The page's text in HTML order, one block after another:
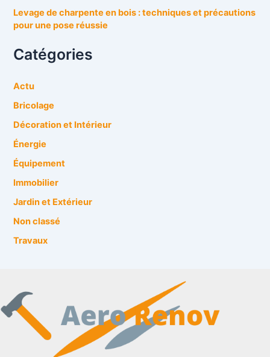
Levage de charpente en bois : techniques et précautions
pour une pose réussie
Catégories
Actu
Bricolage
Décoration et Intérieur
Énergie
Équipement
Immobilier
Jardin et Extérieur
Non classé
Travaux